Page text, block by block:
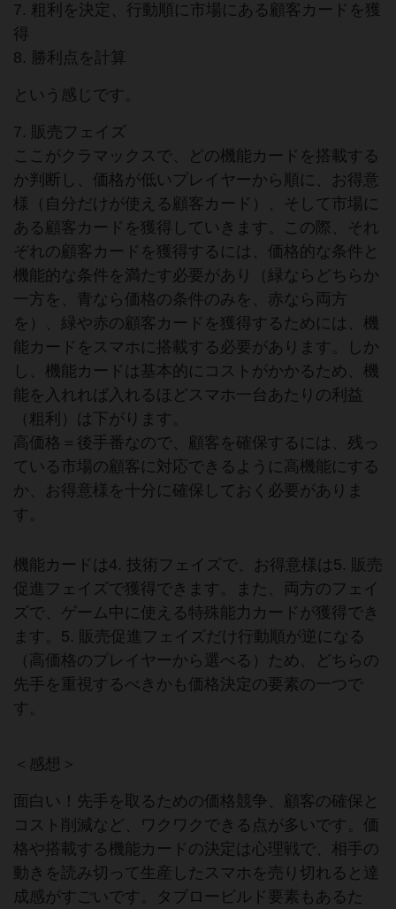
7. 粗利を決定、行動順に市場にある顧客カードを獲
得
8. 勝利点を計算
という感じです。
7. 販売フェイズ
ここがクラマックスで、どの機能カードを搭載する
か判断し、価格が低いプレイヤーから順に、お得意
様（自分だけが使える顧客カード）、そして市場に
ある顧客カードを獲得していきます。この際、それ
ぞれの顧客カードを獲得するには、価格的な条件と
機能的な条件を満たす必要があり（緑ならどちらか
一方を、青なら価格の条件のみを、赤なら両方
を）、緑や赤の顧客カードを獲得するためには、機
能カードをスマホに搭載する必要があります。しか
し、機能カードは基本的にコストがかかるため、機
能を入れれば入れるほどスマホ一台あたりの利益
（粗利）は下がります。
高価格＝後手番なので、顧客を確保するには、残っ
ている市場の顧客に対応できるように高機能にする
か、お得意様を十分に確保しておく必要がありま
す。
機能カードは4. 技術フェイズで、お得意様は5. 販売
促進フェイズで獲得できます。また、両方のフェイ
ズで、ゲーム中に使える特殊能力カードが獲得でき
ます。5. 販売促進フェイズだけ行動順が逆になる
（高価格のプレイヤーから選べる）ため、どちらの
先手を重視するべきかも価格決定の要素の一つで
す。
＜感想＞
面白い！先手を取るための価格競争、顧客の確保と
コスト削減など、ワクワクできる点が多いです。価
格や搭載する機能カードの決定は心理戦で、相手の
動きを読み切って生産したスマホを売り切れると達
成感がすごいです。タブロービルド要素もあるた